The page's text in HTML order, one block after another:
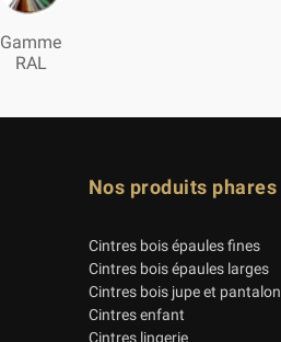
Gamme
RAL
Nos produits phares
Cintres bois épaules fines
Cintres bois épaules larges
Cintres bois jupe et pantalon
Cintres enfant
Cintres lingerie